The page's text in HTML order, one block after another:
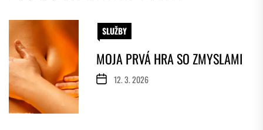
SLUŽBY
MOJA PRVÁ HRA SO ZMYSLAMI
12. 3. 2026